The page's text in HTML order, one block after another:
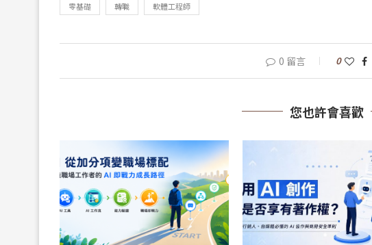
零基礎 轉職 軟體工程師
0 留言 0
您也許會喜歡